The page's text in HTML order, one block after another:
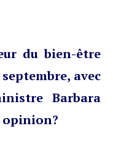
du bien-être
avec
Barbara
opinion?